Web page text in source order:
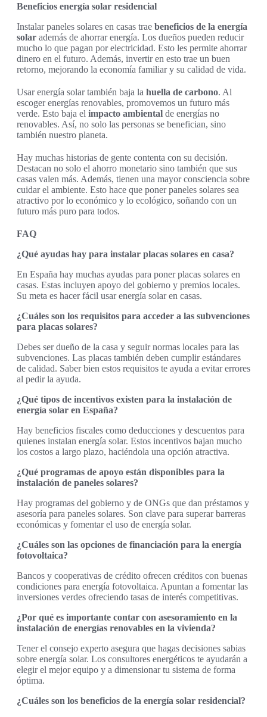
Beneficios energía solar residencial
Instalar paneles solares en casas trae beneficios de la energía
solar además de ahorrar energía. Los dueños pueden reducir
mucho lo que pagan por electricidad. Esto les permite ahorrar
dinero en el futuro. Además, invertir en esto trae un buen
retorno, mejorando la economía familiar y su calidad de vida.
Usar energía solar también baja la huella de carbono. Al
escoger energías renovables, promovemos un futuro más
verde. Esto baja el impacto ambiental de energías no
renovables. Así, no solo las personas se benefician, sino
también nuestro planeta.
Hay muchas historias de gente contenta con su decisión.
Destacan no solo el ahorro monetario sino también que sus
casas valen más. Además, tienen una mayor consciencia sobre
cuidar el ambiente. Esto hace que poner paneles solares sea
atractivo por lo económico y lo ecológico, soñando con un
futuro más puro para todos.
FAQ
¿Qué ayudas hay para instalar placas solares en casa?
En España hay muchas ayudas para poner placas solares en
casas. Estas incluyen apoyo del gobierno y premios locales.
Su meta es hacer fácil usar energía solar en casas.
¿Cuáles son los requisitos para acceder a las subvenciones
para placas solares?
Debes ser dueño de la casa y seguir normas locales para las
subvenciones. Las placas también deben cumplir estándares
de calidad. Saber bien estos requisitos te ayuda a evitar errores
al pedir la ayuda.
¿Qué tipos de incentivos existen para la instalación de
energía solar en España?
Hay beneficios fiscales como deducciones y descuentos para
quienes instalan energía solar. Estos incentivos bajan mucho
los costos a largo plazo, haciéndola una opción atractiva.
¿Qué programas de apoyo están disponibles para la
instalación de paneles solares?
Hay programas del gobierno y de ONGs que dan préstamos y
asesoría para paneles solares. Son clave para superar barreras
económicas y fomentar el uso de energía solar.
¿Cuáles son las opciones de financiación para la energía
fotovoltaica?
Bancos y cooperativas de crédito ofrecen créditos con buenas
condiciones para energía fotovoltaica. Apuntan a fomentar las
inversiones verdes ofreciendo tasas de interés competitivas.
¿Por qué es importante contar con asesoramiento en la
instalación de energías renovables en la vivienda?
Tener el consejo experto asegura que hagas decisiones sabias
sobre energía solar. Los consultores energéticos te ayudarán a
elegir el mejor equipo y a dimensionar tu sistema de forma
óptima.
¿Cuáles son los beneficios de la energía solar residencial?